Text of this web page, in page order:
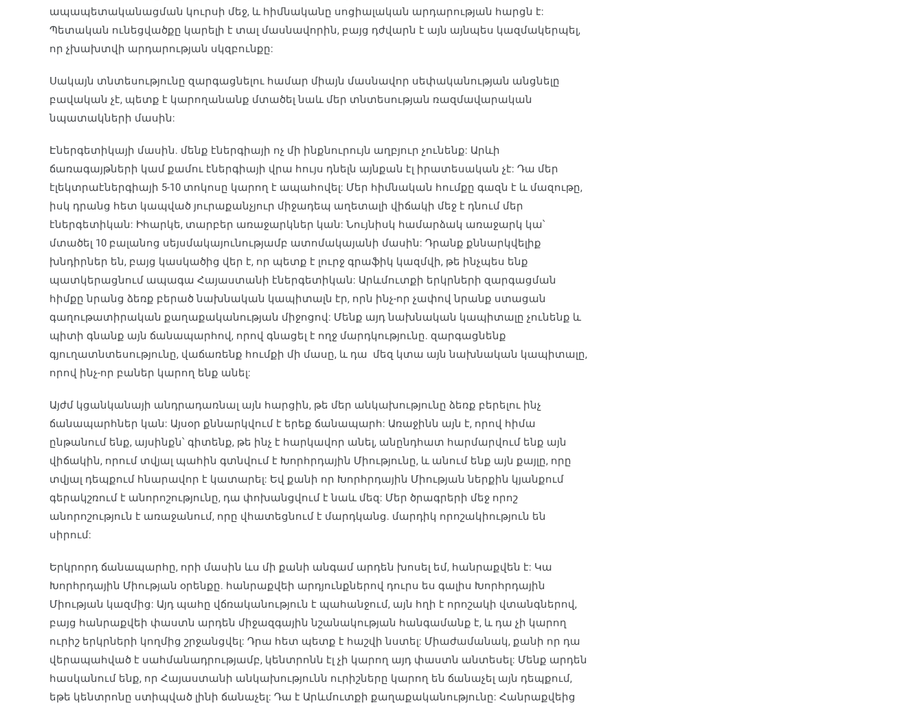
ապապետականացման կուրսի մեջ, և հիմնականը սոցիալական արդարության հարցն է:
Պետական ունեցվածքը կարելի է տալ մասնավորին, բայց դժվարն է այն այնպես կազմակերպել,
որ չխախտվի արդարության սկզբունքը:
Սակայն տնտեսությունը զարգացնելու համար միայն մասնավոր սեփականության անցնելը
բավական չէ, պետք է կարողանանք մտածել նաև մեր տնտեսության ռազմավարական
նպատակների մասին:
Էներգետիկայի մասին. մենք էներգիայի ոչ մի ինքնուրույն աղբյուր չունենք: Արևի
ճառագայթների կամ քամու էներգիայի վրա հույս դնելն այնքան էլ իրատեսական չէ: Դա մեր
էլեկտրաէներգիայի 5-10 տոկոսը կարող է ապահովել: Մեր հիմնական հումքը գազն է և մազութը,
իսկ դրանց հետ կապված յուրաքանչյուր միջադեպ աղետալի վիճակի մեջ է դնում մեր
էներգետիկան: Իհարկե, տարբեր առաջարկներ կան: Նույնիսկ համարձակ առաջարկ կա՝
մտածել 10 բալանոց սեյսմակայունությամբ ատոմակայանի մասին: Դրանք քննարկվելիք
խնդիրներ են, բայց կասկածից վեր է, որ պետք է լուրջ գրաֆիկ կազմվի, թե ինչպես ենք
պատկերացնում ապագա Հայաստանի էներգետիկան: Արևմուտքի երկրների զարգացման
հիմքը նրանց ձեռք բերած նախնական կապիտալն էր, որն ինչ-որ չափով նրանք ստացան
գաղութատիրական քաղաքականության միջոցով: Մենք այդ նախնական կապիտալը չունենք և
պիտի գնանք այն ճանապարհով, որով գնացել է ողջ մարդկությունը. զարգացնենք
գյուղատնտեսությունը, վաճառենք հումքի մի մասը, և դա մեզ կտա այն նախնական կապիտալը,
որով ինչ-որ բաներ կարող ենք անել:
Այժմ կցանկանայի անդրադառնալ այն հարցին, թե մեր անկախությունը ձեռք բերելու ինչ
ճանապարհներ կան: Այսօր քննարկվում է երեք ճանապարհ: Առաջինն այն է, որով հիմա
ընթանում ենք, այսինքն՝ գիտենք, թե ինչ է հարկավոր անել, անընդհատ հարմարվում ենք այն
վիճակին, որում տվյալ պահին գտնվում է Խորհրդային Միությունը, և անում ենք այն քայլը, որը
տվյալ դեպքում հնարավոր է կատարել: Եվ քանի որ Խորհրդային Միության ներքին կյանքում
գերակշռում է անորոշությունը, դա փոխանցվում է նաև մեզ: Մեր ծրագրերի մեջ որոշ
անորոշություն է առաջանում, որը վհատեցնում է մարդկանց. մարդիկ որոշակիություն են
սիրում:
Երկրորդ ճանապարհը, որի մասին ևս մի քանի անգամ արդեն խոսել եմ, հանրաքվեն է: Կա
Խորհրդային Միության օրենքը. հանրաքվեի արդյունքներով դուրս ես գալիս Խորհրդային
Միության կազմից: Այդ պահը վճռականություն է պահանջում, այն հղի է որոշակի վտանգներով,
բայց հանրաքվեի փաստն արդեն միջազգային նշանակության հանգամանք է, և դա չի կարող
ուրիշ երկրների կողմից շրջանցվել: Դրա հետ պետք է հաշվի նստել: Միաժամանակ, քանի որ դա
վերապահված է սահմանադրությամբ, կենտրոնն էլ չի կարող այդ փաստն անտեսել: Մենք արդեն
հասկանում ենք, որ Հայաստանի անկախությունն ուրիշները կարող են ճանաչել այն դեպքում,
եթե կենտրոնը ստիպված լինի ճանաչել: Դա է Արևմուտքի քաղաքականությունը: Հանրաքվեից